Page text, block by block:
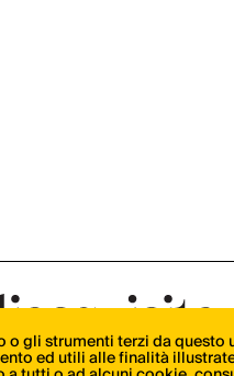
o gli strumenti terzi da
ed utili alle finalità